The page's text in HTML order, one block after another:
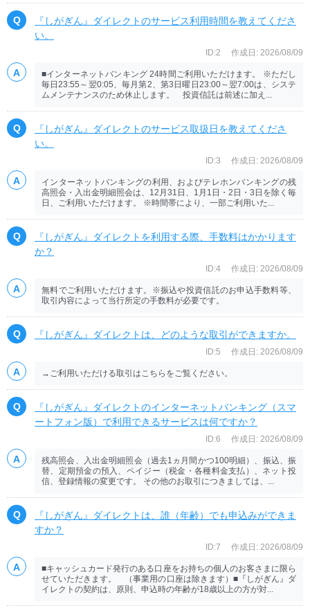
『しがぎん』ダイレクトのサービス利用時間を教えてくださ
い。
ID:2 作成日: 2026/08/09
■インターネットバンキング 24時間ご利用いただけます。 ※ただし
毎日23:55～翌0:05、毎月第2、第3日曜日23:00～翌7:00は、システ
ムメンテナンスのため休止します。 投資信託は前述に加え...
『しがぎん』ダイレクトのサービス取扱日を教えてくださ
い。
ID:3 作成日: 2026/08/09
インターネットバンキングの利用、およびテレホンバンキングの残
高照会・入出金明細照会は、12月31日、1月1日・2日・3日を除く毎
日、ご利用いただけます。 ※時間帯により、一部ご利用いた...
『しがぎん』ダイレクトを利用する際、手数料はかかります
か？
ID:4 作成日: 2026/08/09
無料でご利用いただけます。※振込や投資信託のお申込手数料等、
取引内容によって当行所定の手数料が必要です。
『しがぎん』ダイレクトは、どのような取引ができますか。
ID:5 作成日: 2026/08/09
→ご利用いただける取引はこちらをご覧ください。
『しがぎん』ダイレクトのインターネットバンキング（スマ
ートフォン版）で利用できるサービスは何ですか？
ID:6 作成日: 2026/08/09
残高照会、入出金明細照会（過去1ヵ月間かつ100明細）、振込、振
替、定期預金の預入、ペイジー（税金・各種料金支払）、ネット投
信、登録情報の変更です。 その他のお取引につきましては、...
『しがぎん』ダイレクトは、誰（年齢）でも申込みができま
すか？
ID:7 作成日: 2026/08/09
■キャッシュカード発行のある口座をお持ちの個人のお客さまに限ら
せていただきます。 （事業用の口座は除きます）■『しがぎん』ダ
イレクトの契約は、原則、申込時の年齢が18歳以上の方が対...